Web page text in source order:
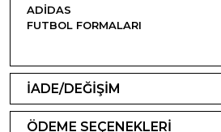
ADIDAS
FUTBOL FORMALARI
İADE/DEĞİŞİM
ÖDEME SEÇENEKLERİ